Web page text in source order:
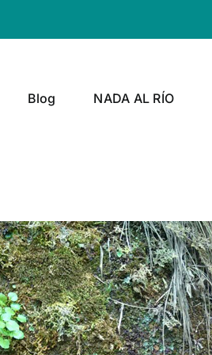
Blog NADA AL RÍO